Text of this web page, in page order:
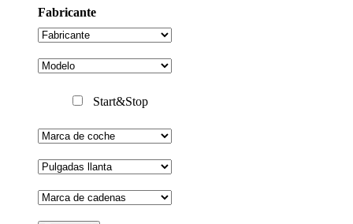
Fabricante
Start&Stop